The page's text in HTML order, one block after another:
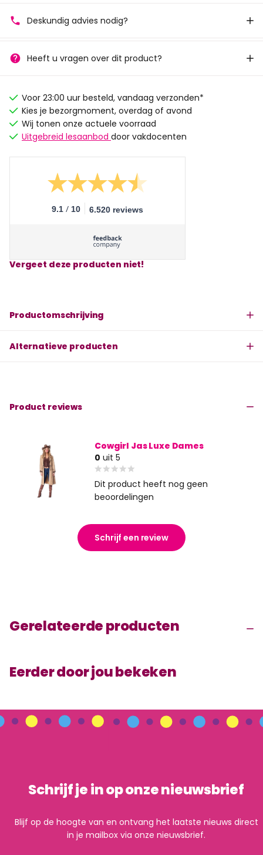
Deskundig advies nodig?
Heeft u vragen over dit product?
Voor 23:00 uur besteld, vandaag verzonden*
Kies je bezorgmoment, overdag of avond
Wij tonen onze actuele voorraad
Uitgebreid lesaanbod door vakdocenten
9.1 / 10 6.520 reviews
Vergeet deze producten niet!
Productomschrijving
Alternatieve producten
Product reviews
Cowgirl Jas Luxe Dames
0 uit 5
Dit product heeft nog geen
beoordelingen
Schrijf een review
Gerelateerde producten
Eerder door jou bekeken
Schrijf je in op onze nieuwsbrief
Blijf op de hoogte van en ontvang het laatste nieuws direct
in je mailbox via onze nieuwsbrief.